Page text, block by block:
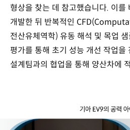
형상을 찾는 데 참고했습니다. 이를
개발한 뒤 반복적인
전산유체역학) 유동 해석 및 목업
평가를 통해 초기 성능 개선 작업을
설계팀과의 협업을 통해 양산차에